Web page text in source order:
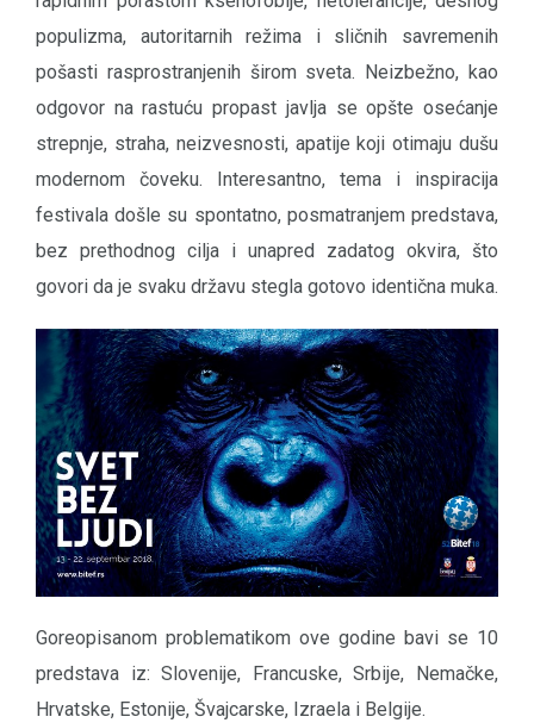
populizma, autoritarnih režima i sličnih savremenih
pošasti rasprostranjenih širom sveta. Neizbežno, kao
odgovor na rastuću propast javlja se opšte osećanje
strepnje, straha, neizvesnosti, apatije koji otimaju dušu
modernom čoveku. Interesantno, tema i inspiracija
festivala došle su spontatno, posmatranjem predstava,
bez prethodnog cilja i unapred zadatog okvira, što
govori da je svaku državu stegla gotovo identična muka.
Goreopisanom problematikom ove godine bavi se 10
predstava iz: Slovenije, Francuske, Srbije, Nemačke,
Hrvatske, Estonije, Švajcarske, Izraela i Belgije.